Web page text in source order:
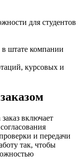
для студентов
в штате компании
курсовых и
включает
и передачи
так, чтобы